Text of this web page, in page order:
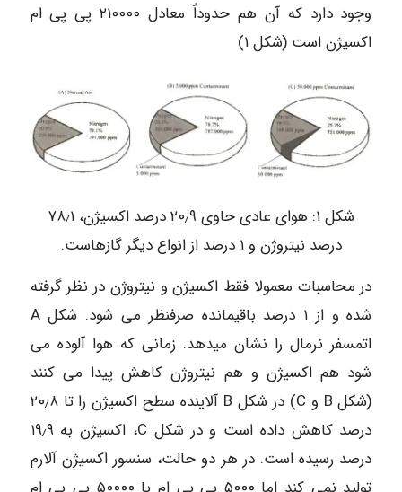
وجود دارد که آن هم حدوداً معادل ۲۱۰۰۰۰ پی پی ام
اکسیژن است (شکل ۱)
شکل ۱: هوای عادی حاوی ۲۰٫۹ درصد اکسیژن، ۷۸٫۱
درصد نیتروژن و ۱ درصد از انواع دیگر گازهاست.
در محاسبات معمولا فقط اکسیژن و نیتروژن در نظر گرفته
شده و از ۱ درصد باقیمانده صرفنظر می شود. شکل A
اتمسفر نرمال را نشان میدهد. زمانی که هوا آلوده می
شود هم اکسیژن و هم نیتروژن کاهش پیدا می کنند
(شکل B و C) در شکل B آلاینده سطح اکسیژن را تا ۲۰٫۸
درصد کاهش داده است و در شکل C، اکسیژن به ۱۹٫۹
درصد رسیده است. در هر دو حالت، سنسور اکسیژن آلارم